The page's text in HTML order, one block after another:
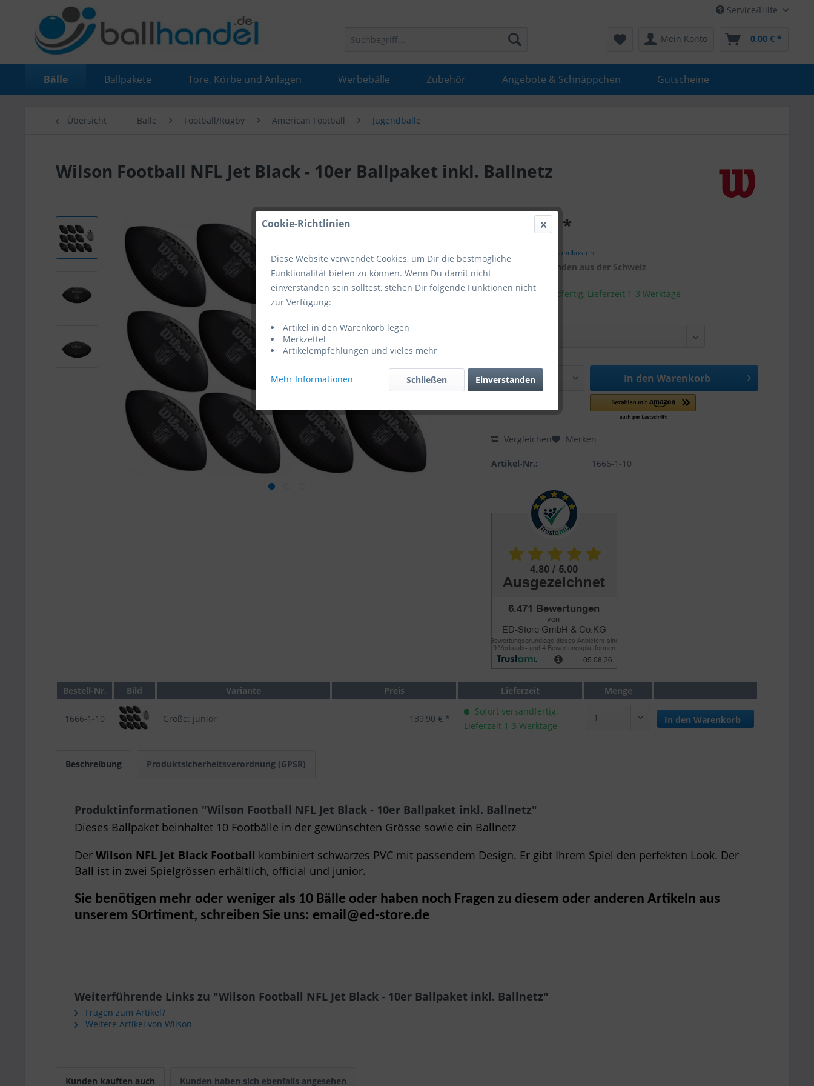
Service/Hilfe
Mein Konto 0,00 € *
Bälle Ballpakete Tore, Körbe und Anlagen Werbebälle Zubehör Angebote & Schnäppchen Gutscheine
Übersicht Bälle Football/Rugby American Football Jugendbälle
Wilson Football NFL Jet Black - 10er Ballpaket inkl. Ballnetz
139,90 € *
inkl. Versandkosten
Kunden aus der Schweiz
Sofort versandfertig, Lieferzeit 1-3 Werktage
In den Warenkorb
Vergleichen Merken
Artikel-Nr.: 1666-1-10
Bestell-Nr. Bild Variante Preis Lieferzeit Menge
1666-1-10 Größe: junior 139,90 € *
Sofort versandfertig,
Lieferzeit 1-3 Werktage
In den Warenkorb
Beschreibung Produktsicherheitsverordnung (GPSR)
Produktinformationen "Wilson Football NFL Jet Black - 10er Ballpaket inkl. Ballnetz"
Dieses Ballpaket beinhaltet 10 Footbälle in der gewünschten Grösse sowie ein Ballnetz
Der Wilson NFL Jet Black Football kombiniert schwarzes PVC mit passendem Design. Er gibt Ihrem Spiel den perfekten Look. Der
Ball ist in zwei Spielgrössen erhältlich, official und junior.
Sie benötigen mehr oder weniger als 10 Bälle oder haben noch Fragen zu diesem oder anderen Artikeln aus
unserem SOrtiment, schreiben Sie uns: email@ed-store.de
Weiterführende Links zu "Wilson Football NFL Jet Black - 10er Ballpaket inkl. Ballnetz"
Fragen zum Artikel?
Weitere Artikel von Wilson
Kunden kauften auch Kunden haben sich ebenfalls angesehen
Cookie-Richtlinien
Diese Website verwendet Cookies, um Dir die bestmögliche
Funktionalität bieten zu können. Wenn Du damit nicht
einverstanden sein solltest, stehen Dir folgende Funktionen nicht
zur Verfügung:
Artikel in den Warenkorb legen
Merkzettel
Artikelempfehlungen und vieles mehr
Mehr Informationen Einverstanden
Schließen